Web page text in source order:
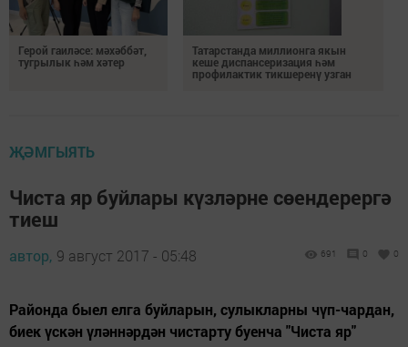
Герой гаиләсе: мәхәббәт,
тугрылык һәм хәтер
Татарстанда миллионга якын
кеше диспансеризация һәм
профилактик тикшеренү узган
ҖӘМГЫЯТЬ
Чиста яр буйлары күзләрне сөендерергә
тиеш
автор, 9 август 2017 - 05:48 691 0 0
Районда быел елга буйларын, сулыкларны чүп-чардан,
биек үскән үләннәрдән чистарту буенча "Чиста яр"